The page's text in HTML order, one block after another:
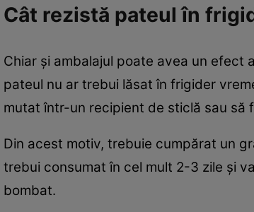
Cât rezistă pateul în
Chiar și ambalajul poate avea un efect
pateul nu ar trebui lăsat în frigider
mutat într-un recipient de sticlă sau să
Din acest motiv, trebuie cumpărat un
trebui consumat în cel mult 2-3 zile și
bombat.